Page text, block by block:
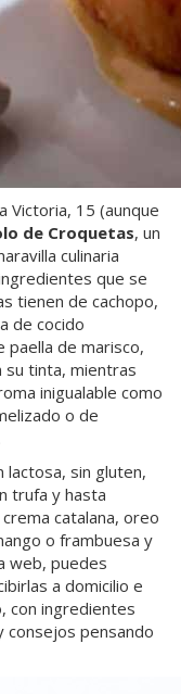
Victoria, 15 (aunque
de Croquetas, un
culinaria
que se
tienen de cachopo,
de cocido
paella de marisco,
su tinta, mientras
inigualable como
o de
lactosa, sin gluten,
trufa y hasta
catalana, oreo
o frambuesa y
web, puedes
a domicilio e
con ingredientes
consejos pensando